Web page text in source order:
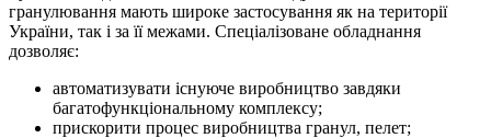
гранулювання мають широке застосування як на території
України, так і за її межами. Спеціалізоване обладнання
дозволяє:
автоматизувати існуюче виробництво завдяки
багатофункціональному комплексу;
прискорити процес виробництва гранул, пелет;